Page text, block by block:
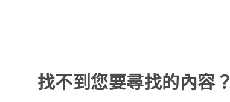
找不到您要尋找的內容？